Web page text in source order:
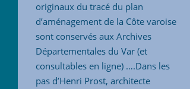
originaux du tracé du plan
d’aménagement de la Côte varoise
sont conservés aux Archives
Départementales du Var (et
consultables en ligne) ….Dans les
pas d’Henri Prost, architecte